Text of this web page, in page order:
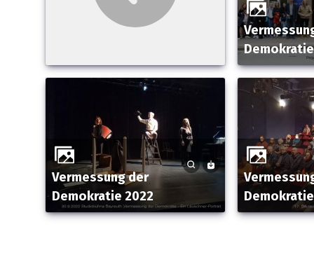
Vermessung der
Vermessung der
Demokratie 2022
Vermessung der